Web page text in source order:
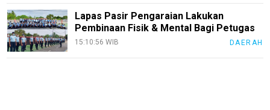
Lapas Pasir Pengaraian Lakukan
Pembinaan Fisik & Mental Bagi Petugas
15:10:56 WIB DAERAH